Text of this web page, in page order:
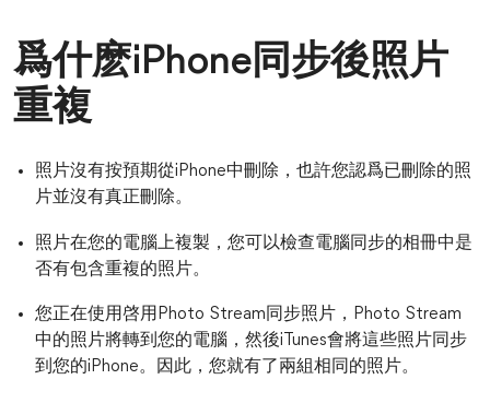
爲什麽iPhone同步後照片
重複
照片沒有按預期從iPhone中刪除，也許您認爲已刪除的照
片並沒有真正刪除。
照片在您的電腦上複製，您可以檢查電腦同步的相冊中是
否有包含重複的照片。
您正在使用啓用Photo Stream同步照片，Photo Stream
中的照片將轉到您的電腦，然後iTunes會將這些照片同步
到您的iPhone。因此，您就有了兩組相同的照片。